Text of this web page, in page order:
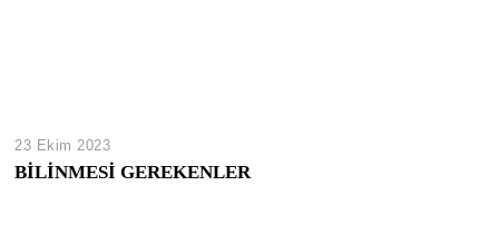
23 Ekim 2023
BİLİNMESİ GEREKENLER